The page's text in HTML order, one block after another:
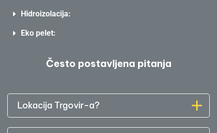
Hidroizolacija:
Eko pelet:
Često postavljena pitanja
Lokacija Trgovir-a?